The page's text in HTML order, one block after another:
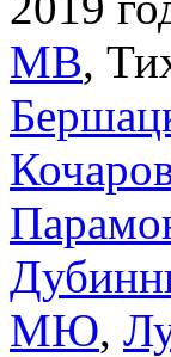
МВ,
МЮ,